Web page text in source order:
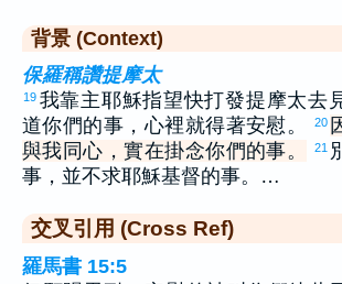
背景 (Context)
保羅稱讚提摩太
19 我靠主耶穌指望快打發提摩太去
道你們的事，心裡就得著安慰。
20
與我同心，實在掛念你們的事。
21
事，並不求耶穌基督的事。…
交叉引用 (Cross Ref)
羅馬書 15:5